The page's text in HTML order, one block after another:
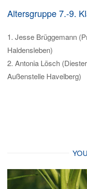
Altersgruppe 7.-9.
1. Jesse Brüggemann
Haldensleben)
2. Antonia Lösch
Außenstelle Havelberg)